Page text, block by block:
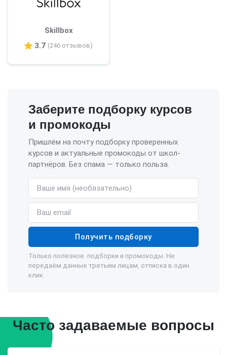
Skillbox
3.7 (246 отзывов)
Заберите подборку курсов
и промокоды
Пришлём на почту подборку проверенных
курсов и актуальные промокоды от школ-
партнёров. Без спама — только польза.
Имя (необязательно)
Email
Получить подборку
Только полезное: подборки и промокоды. Не
передаём данные третьим лицам, отписка в один
клик.
Часто задаваемые вопросы